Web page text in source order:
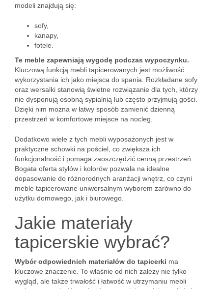
modeli znajdują się:
sofy,
kanapy,
fotele.
Te meble zapewniają wygodę podczas wypoczynku.
Kluczową funkcją mebli tapicerowanych jest możliwość
wykorzystania ich jako miejsca do spania. Rozkładane sofy
oraz wersalki stanowią świetne rozwiązanie dla tych, którzy
nie dysponują osobną sypialnią lub często przyjmują gości.
Dzięki nim można w łatwy sposób zamienić dzienną
przestrzeń w komfortowe miejsce na nocleg.
Dodatkowo wiele z tych mebli wyposażonych jest w
praktyczne schowki na pościel, co zwiększa ich
funkcjonalność i pomaga zaoszczędzić cenną przestrzeń.
Bogata oferta stylów i kolorów pozwala na idealne
dopasowanie do różnorodnych aranżacji wnętrz, co czyni
meble tapicerowane uniwersalnym wyborem zarówno do
użytku domowego, jak i biurowego.
Jakie materiały
tapicerskie wybrać?
Wybór odpowiednich materiałów do tapicerki ma
kluczowe znaczenie. To właśnie od nich zależy nie tylko
wygląd, ale także trwałość i łatwość w utrzymaniu mebli